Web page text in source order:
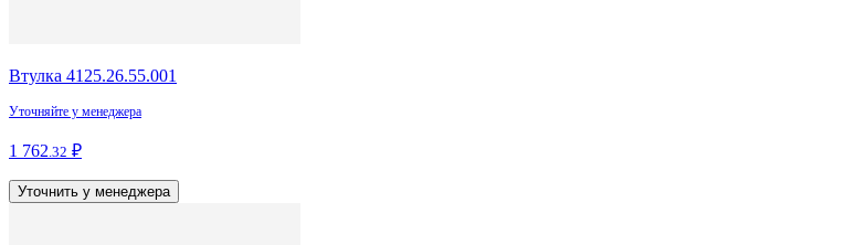
Втулка 4125.26.55.001
Уточняйте у менеджера
1 762.32 ₽
Уточнить у менеджера